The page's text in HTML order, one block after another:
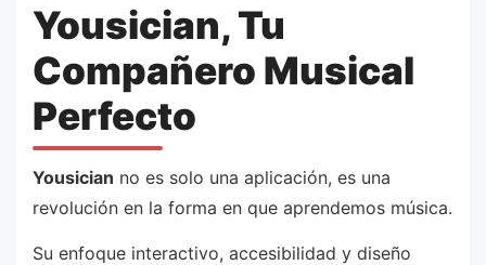
Yousician, Tu
Compañero Musical
Perfecto
Yousician no es solo una aplicación, es una
revolución en la forma en que aprendemos música.
Su enfoque interactivo, accesibilidad y diseño